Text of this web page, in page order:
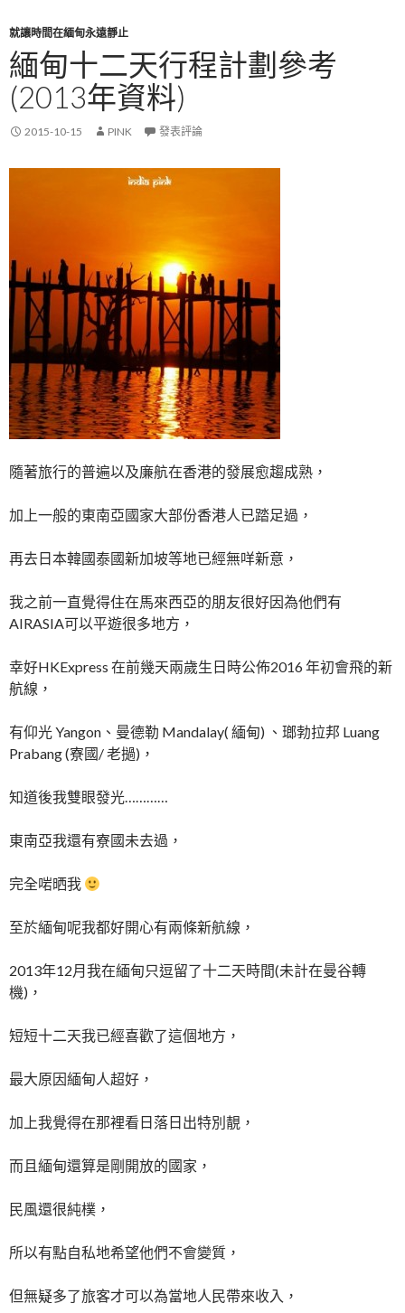
就讓時間在緬甸永遠靜止
緬甸十二天行程計劃參考
(2013年資料)
2015-10-15 PINK 發表評論
隨著旅行的普遍以及廉航在香港的發展愈趨成熟，
加上一般的東南亞國家大部份香港人已踏足過，
再去日本韓國泰國新加坡等地已經無咩新意，
我之前一直覺得住在馬來西亞的朋友很好因為他們有
AIRASIA可以平遊很多地方，
幸好HKExpress 在前幾天兩歲生日時公佈2016 年初會飛的新
航線，
有仰光 Yangon、曼德勒 Mandalay( 緬甸) 、瑯勃拉邦 Luang
Prabang (寮國/ 老撾)，
知道後我雙眼發光…………
東南亞我還有寮國未去過，
完全啱晒我
至於緬甸呢我都好開心有兩條新航線，
2013年12月我在緬甸只逗留了十二天時間(未計在曼谷轉
機)，
短短十二天我已經喜歡了這個地方，
最大原因緬甸人超好，
加上我覺得在那裡看日落日出特別靚，
而且緬甸還算是剛開放的國家，
民風還很純樸，
所以有點自私地希望他們不會變質，
但無疑多了旅客才可以為當地人民帶來收入，